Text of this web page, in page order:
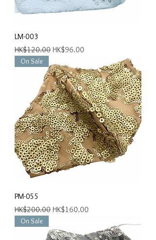
LM-003
一般價格
HK$120.00 促銷價格
HK$96.00
On Sale
PM-055
一般價格
HK$200.00 促銷價格
HK$160.00
On Sale